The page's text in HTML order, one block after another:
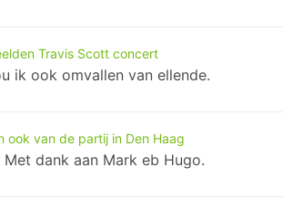
Travis Scott concert
ik ook omvallen van ellende.
ook van de partij in Den Haag
dank aan Mark eb Hugo.